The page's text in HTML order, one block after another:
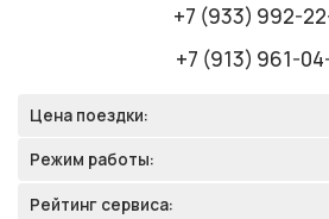
+7 (933) 992-
+7 (913) 961-
Цена поездки:
Режим работы:
Рейтинг сервиса: